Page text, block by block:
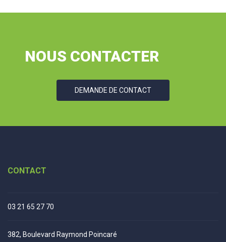
NOUS CONTACTER
DEMANDE DE CONTACT
CONTACT
03 21 65 27 70
382, Boulevard Raymond Poincaré